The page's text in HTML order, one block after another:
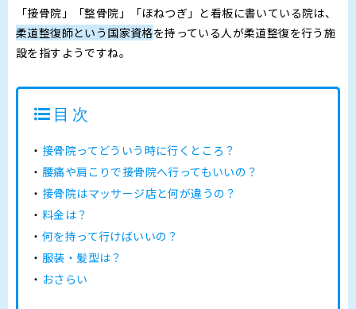
「接骨院」「整骨院」「ほねつぎ」と看板に書いている院は、
柔道整復師という国家資格を持っている人が柔道整復を行う施
設を指すようですね。
目次
接骨院ってどういう時に行くところ？
腰痛や肩こりで接骨院へ行ってもいいの？
接骨院はマッサージ店と何が違うの？
料金は？
何を持って行けばいいの？
服装・髪型は？
おさらい